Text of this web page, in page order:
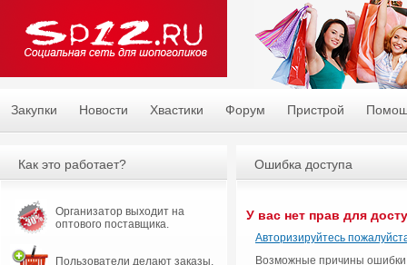
Закупки Новости Хвастики Форум Пристрой
Ошибка доступа
У вас нет прав для
Авторизируйтесь
Возможные причины
Как это работает?
Организатор выходит на
оптового поставщика.
Пользователи делают заказы,